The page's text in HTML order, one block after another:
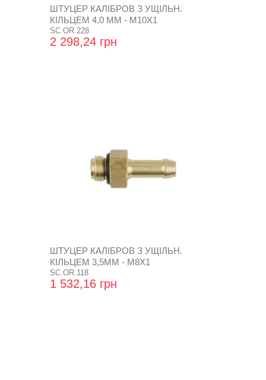
ШТУЦЕР КАЛІБРОВ З УЩІЛЬН.
КІЛЬЦЕМ 4,0 ММ - М10Х1
SC.OR.228
2 298,24 грн
ШТУЦЕР КАЛІБРОВ З УЩІЛЬН.
КІЛЬЦЕМ 3,5ММ - М8Х1
SC.OR.118
1 532,16 грн